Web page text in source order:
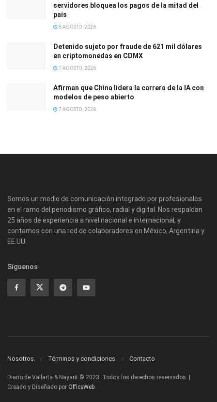
servidores bloquea los pagos de la mitad del
país
8 AGOSTO, 2026
Detenido sujeto por fraude de 621 mil dólares
en criptomonedas en CDMX
7 AGOSTO, 2026
Afirman que China lidera la carrera de la IA con
modelos de peso abierto
7 AGOSTO, 2026
Somos un medio de comunicación integrado por profesionales
en el ramo del periodismo gráfico, radial y digital. Nos respaldan
25 años de experiencia a nivel nacional e internacional, y
contamos con una red de colaboradores en México, Argentina y
EE.UU.
Síguenos
Nosotros Términos y condiciones Contacto
Diario de Vallarta & Nayarit © 2023. Todos los derechos reservados. |
Creado y Diseñado por OfficeWeb